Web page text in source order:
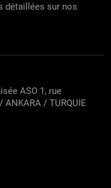
détaillées sur nos
ASO 1, rue
ANKARA / TURQUIE